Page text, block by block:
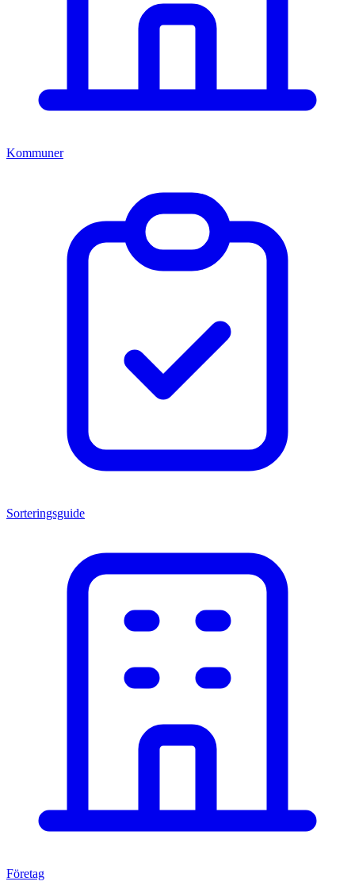
Kommuner
Sorteringsguide
Företag